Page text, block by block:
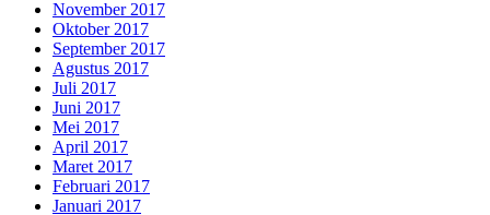
November 2017
Oktober 2017
September 2017
Agustus 2017
Juli 2017
Juni 2017
Mei 2017
April 2017
Maret 2017
Februari 2017
Januari 2017